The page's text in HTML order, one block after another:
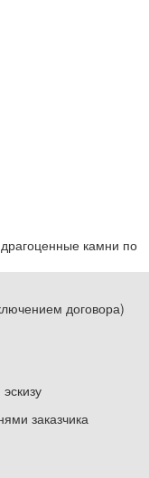
камни по
договора)
заказчика